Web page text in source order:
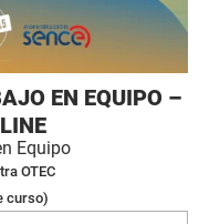
EN EQUIPO –
Equipo
OTEC
curso)